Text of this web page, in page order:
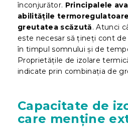
înconjurător. Principalele
abilitățile
greutatea scăzută. Atunci
este necesar să țineți cont
în timpul somnului și de
Proprietățile de izolare
indicate prin combinația de
Capacitate de
care menține